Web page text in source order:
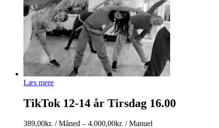
Læs mere
TikTok 12-14 år Tirsdag 16.00
389,00kr. / Måned – 4.000,00kr. / Manuel